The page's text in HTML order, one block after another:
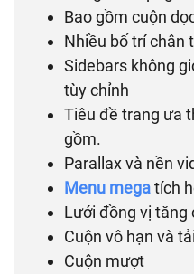
Bao gồm cuộn
Nhiều bố trí chân
Sidebars không
tùy chỉnh
Tiêu đề trang ưa
gồm.
Parallax và nền
Menu megatích
Lưới đồng vị tăng
Cuộn vô hạn và
Cuộn mượt